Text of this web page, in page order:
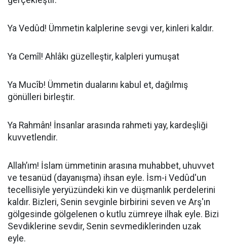
Ya Vedûd! Ümmetin kalplerine sevgi ver, kinleri kaldır.
Ya Cemîl! Ahlâkı güzelleştir, kalpleri yumuşat
Ya Mucîb! Ümmetin dualarını kabul et, dağılmış
gönülleri birleştir.
Ya Rahmân! İnsanlar arasında rahmeti yay, kardeşliği
kuvvetlendir.
Allah’ım! İslam ümmetinin arasına muhabbet, uhuvvet
ve tesanüd (dayanışma) ihsan eyle. İsm-i Vedûd'un
tecellisiyle yeryüzündeki kin ve düşmanlık perdelerini
kaldır. Bizleri, Senin sevginle birbirini seven ve Arş'ın
gölgesinde gölgelenen o kutlu zümreye ilhak eyle. Bizi
Sevdiklerine sevdir, Senin sevmediklerinden uzak
eyle.